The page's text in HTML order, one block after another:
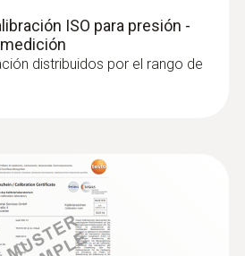
ISO para presión -
distribuidos por el rango de